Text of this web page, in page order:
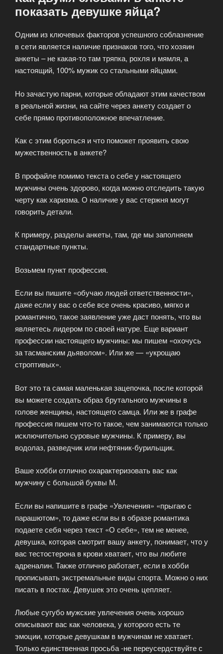
показать девушке яйца?
Одним из ключевых факторов успешного соблазнение
в сети является наличие признаков того, что хозяин
анкеты – не какая-то там тряпка, рохля и мямля, а
настоящий, 100% мужик со стальными яйцами.
Но зачастую парни, которые обладают этим качеством
в реальной жизни, на сайте через анкету создает о
себе прямо противоположное впечатление.
Как с этим бороться и что поможет проявить свою
мужественность в анкете?
В профайле помимо текста о себе у настоящего
мужчины очень здорово, когда можно отследить такую
черту как харизма. О наличие у вас стержня могут
говорить детали.
К примеру, разделы анкеты, там, где мы заполняем
стандартные пункты.
Возьмем пункт профессия.
Если вы пишите «обучаю людей ответственности»,
даже если у вас о себе все очень красиво, мягко и
романтично, такое заявление уже даст понять, что вы
являетесь лидером по своей натуре. Еще вариант
профессии настоящего мужчины: мы пишем «охочусь
за тасманским дьяволом». Или же — «укрощаю
строптивых».
Вот это та самая маленькая зацепочка, после которой
вы можете создать образ брутального мужчины в
голове женщины, настоящего самца. Или же в графе
профессия пишем что-то такое, чем занимаются только
исключительно суровые мужчины. К примеру, вы
водолаз, разведчик или нефтяник-бурильщик.
Ваше хобби отлично охарактеризовать вас как
мужчину с большой буквы М.
Если вы напишите в графе «Увлечения» «прыгаю с
парашютом», то даже если вы в образе романтика
подаете себя через текст «О себе», тем не менее,
девушка, которая смотрит вашу анкету, понимает, что у
вас тестостерона в крови хватает, что вы любите
адреналин. Также отлично работает, если в хобби
прописывать экстремальные виды спорта. Можно о них
писать в постах. Девушек это очень цепляет.
Любые сугубо мужские увлечения очень хорошо
описывают вас как человека, у которого есть те
эмоции, которые девушкам в мужчинам не хватает.
Только единственная просьба -не переусердствуйте с